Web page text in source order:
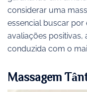
considerar uma
essencial buscar
avaliações positivas,
conduzida com o
Massagem